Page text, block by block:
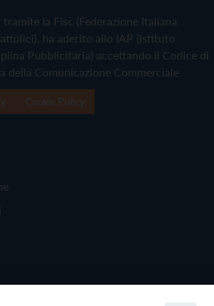
la Fisc (Federazione Italiana
ha aderito allo IAP (Istituto
Pubblicitaria) accettando il Codice di
della Comunicazione Commerciale